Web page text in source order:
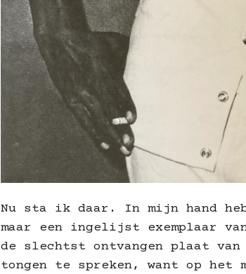
Nu sta ik daar. In mijn hand
maar een ingelijst exemplaar
de slechtst ontvangen plaat
tongen te spreken, want op het